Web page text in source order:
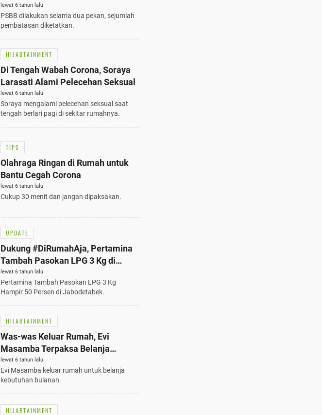
Berskala Besar
lewat 6 tahun lalu
PSBB dilakukan selama dua pekan, sejumlah
pembatasan diketatkan.
HIJABTAINMENT
Di Tengah Wabah Corona, Soraya
Larasati Alami Pelecehan Seksual
lewat 6 tahun lalu
Soraya mengalami pelecehan seksual saat
tengah berlari pagi di sekitar rumahnya.
TIPS
Olahraga Ringan di Rumah untuk
Bantu Cegah Corona
lewat 6 tahun lalu
Cukup 30 menit dan jangan dipaksakan.
UPDATE
Dukung #DiRumahAja, Pertamina
Tambah Pasokan LPG 3 Kg di
Jabodetabek
lewat 6 tahun lalu
Pertamina Tambah Pasokan LPG 3 Kg
Hampir 50 Persen di Jabodetabek.
HIJABTAINMENT
Was-was Keluar Rumah, Evi
Masamba Terpaksa Belanja
Bulanan
lewat 6 tahun lalu
Evi Masamba keluar rumah untuk belanja
kebutuhan bulanan.
HIJABTAINMENT